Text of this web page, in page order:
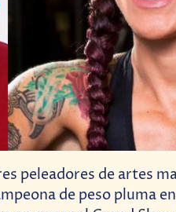
peleadores de artes
de peso pluma